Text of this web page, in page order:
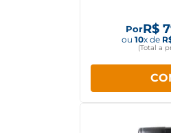
PorR$
ou 10x de
(Total a